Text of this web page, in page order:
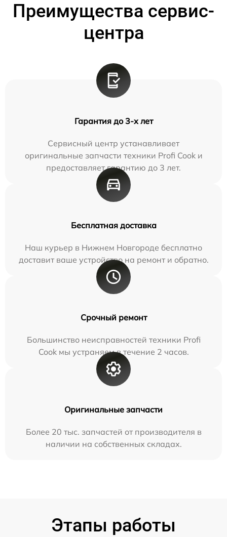
Преимущества сервис-
центра
Гарантия до 3-х лет
Сервисный центр устанавливает
оригинальные запчасти техники Profi Cook и
предоставляет гарантию до 3 лет.
Бесплатная доставка
Наш курьер в Нижнем Новгороде бесплатно
доставит ваше устройство на ремонт и обратно.
Срочный ремонт
Большинство неисправностей техники Profi
Cook мы устраняем в течение 2 часов.
Оригинальные запчасти
Более 20 тыс. запчастей от производителя в
наличии на собственных складах.
Этапы работы